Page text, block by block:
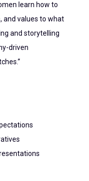
learn how to
and values to what
and storytelling
driven